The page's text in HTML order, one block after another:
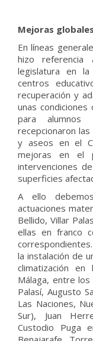
Mejoras
En líneas
hizo referencia
legislatura en
centros
recuperación y
unas
para alumnos
recepcionaron
y aseos en el
mejoras en el
intervenciones
superficies
A ello
actuaciones
Bellido, Villar
ellas en franco
la instalación de
climatización
Málaga, entre los
Palasí, Augusto
Las Naciones,
Sur), Juan
Custodio Puga